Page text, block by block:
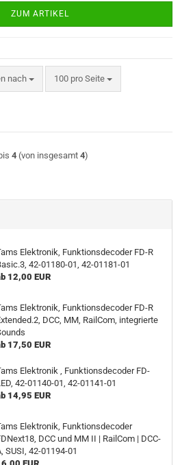
ZUM ARTIKEL
nach
nach 100 pro Seite
pro Seite
bis 4 (von insgesamt 4)
Elektronik, Funktionsdecoder FD-R
42-01180-01, 42-01181-01
12,00 EUR
Elektronik, Funktionsdecoder FD-R
DCC, MM, RailCom, integrierte
17,50 EUR
Elektronik , Funktionsdecoder FD-
42-01140-01, 42-01141-01
14,95 EUR
Elektronik, Funktionsdecoder
DCC und MM II | RailCom | DCC-
SUSI, 42-01194-01